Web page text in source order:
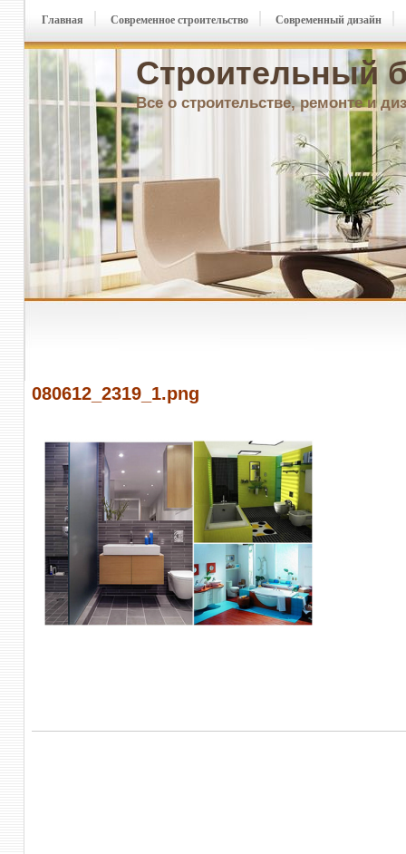
Строительный
Все о строительстве, ремонте и
Главная Современное строительство Современный дизайн
080612_2319_1.png